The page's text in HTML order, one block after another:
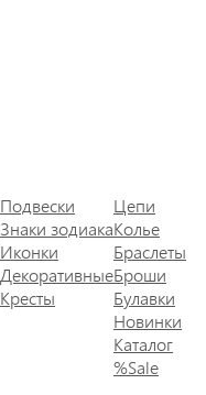
Подвески
Знаки зодиака
Иконки
Декоративные
Кресты
Цепи
Колье
Браслеты
Броши
Булавки
Новинки
Каталог
%Sale